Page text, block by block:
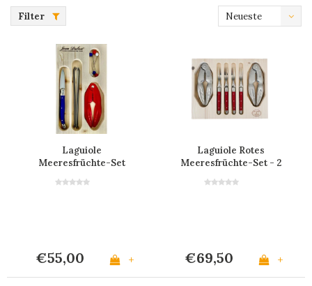
Filter
Neueste
Laguiole
Meeresfrüchte-Set
Display
€55,00 +
Laguiole Rotes
Meeresfrüchte-Set - 2
Hummergabeln
€69,50 +